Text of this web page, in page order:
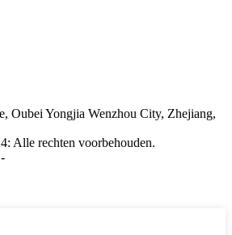
Oubei Yongjia Wenzhou City, Zhejiang,
Alle rechten voorbehouden.
-